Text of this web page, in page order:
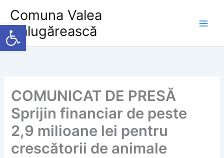
Deschide bara de unelte
content
Comuna Valea
Călugărească
COMUNICAT DE PRESĂ
Sprijin financiar de peste
2,9 milioane lei pentru
crescătorii de animale